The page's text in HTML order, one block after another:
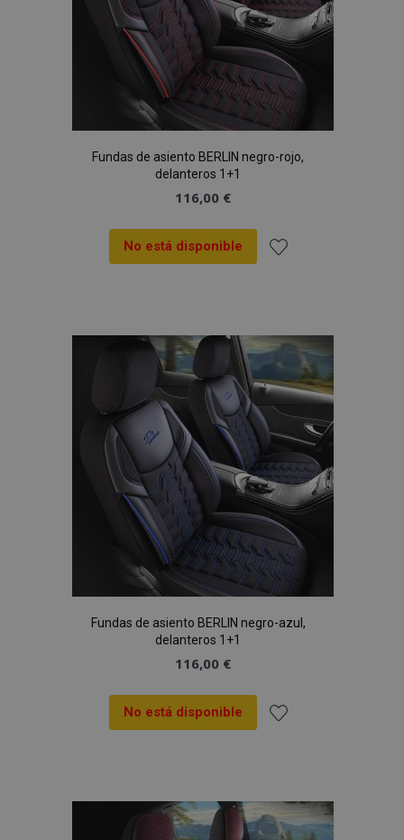
Fundas de asiento BERLIN negro-rojo,
delanteros 1+1
116,00 €
No está disponible
Lista
de
Deseos
Fundas de asiento BERLIN negro-azul,
delanteros 1+1
116,00 €
No está disponible
Lista